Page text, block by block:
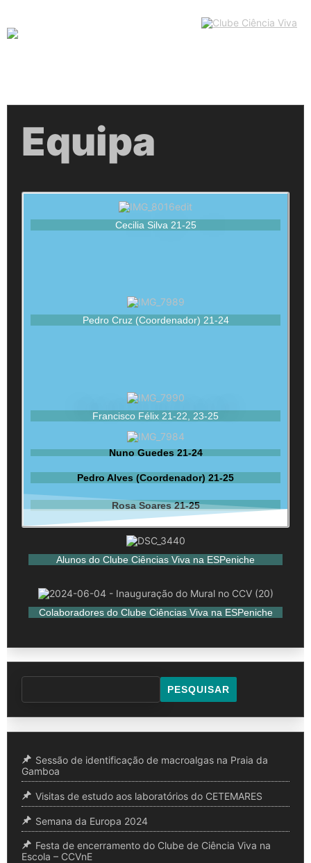
Equipa
Cecilia Silva 21-25
Pedro Cruz (Coordenador) 21-24
Francisco Félix 21-22, 23-25
Nuno Guedes 21-24
Pedro Alves (Coordenador) 21-25
Rosa Soares 21-25
Alunos do Clube Ciências Viva na ESPeniche
Colaboradores do Clube Ciências Viva na ESPeniche
PESQUISAR
Sessão de identificação de macroalgas na Praia da
Gamboa
Visitas de estudo aos laboratórios do CETEMARES
Semana da Europa 2024
Festa de encerramento do Clube de Ciência Viva na
Escola – CCVnE